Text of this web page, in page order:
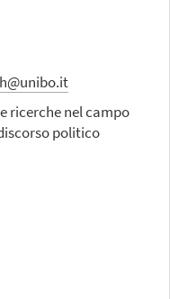
ricerche nel campo
politico